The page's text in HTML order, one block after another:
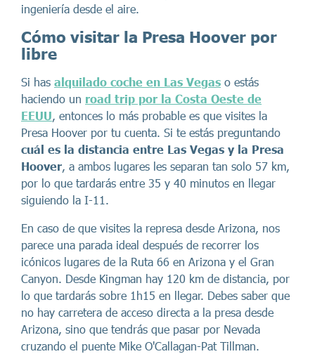
ingeniería desde el aire.
Cómo visitar la Presa Hoover por
libre
Si has alquilado coche en Las Vegas o estás
haciendo un road trip por la Costa Oeste de
EEUU, entonces lo más probable es que visites la
Presa Hoover por tu cuenta. Si te estás preguntando
cuál es la distancia entre Las Vegas y la Presa
Hoover, a ambos lugares les separan tan solo 57 km,
por lo que tardarás entre 35 y 40 minutos en llegar
siguiendo la I-11.
En caso de que visites la represa desde Arizona, nos
parece una parada ideal después de recorrer los
icónicos lugares de la Ruta 66 en Arizona y el Gran
Canyon. Desde Kingman hay 120 km de distancia, por
lo que tardarás sobre 1h15 en llegar. Debes saber que
no hay carretera de acceso directa a la presa desde
Arizona, sino que tendrás que pasar por Nevada
cruzando el puente Mike O'Callagan-Pat Tillman.